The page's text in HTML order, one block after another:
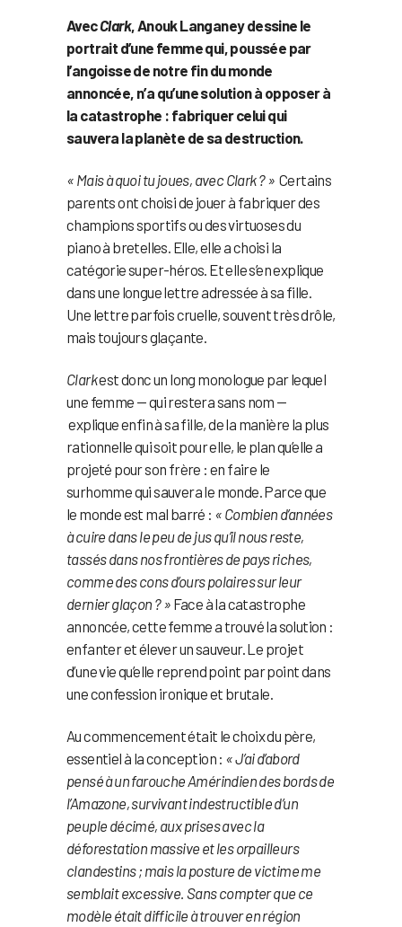
AvecClark, Anouk Langaney dessine le
portrait d’une femme qui, poussée par
l’angoisse de notre fin du monde
annoncée, n’a qu’une solution à opposer à
la catastrophe : fabriquer celui qui
sauvera la planète de sa destruction.
« Mais à quoi tu joues, avec Clark ? » Certains
parents ont choisi de jouer à fabriquer des
champions sportifs ou des virtuoses du
piano à bretelles. Elle, elle a choisi la
catégorie super-héros. Et elle s’en explique
dans une longue lettre adressée à sa fille.
Une lettre parfois cruelle, souvent très drôle,
mais toujours glaçante.
Clarkest donc un long monologue par lequel
une femme — qui restera sans nom —
explique enfin à sa fille, de la manière la plus
rationnelle qui soit pour elle, le plan qu’elle a
projeté pour son frère : en faire le
surhomme qui sauvera le monde. Parce que
le monde est mal barré : « Combien d’années
à cuire dans le peu de jus qu’il nous reste,
tassés dans nos frontières de pays riches,
comme des cons d’ours polaires sur leur
dernier glaçon ? » Face à la catastrophe
annoncée, cette femme a trouvé la solution :
enfanter et élever un sauveur. Le projet
d’une vie qu’elle reprend point par point dans
une confession ironique et brutale.
Au commencement était le choix du père,
essentiel à la conception : « J’ai d’abord
pensé à un farouche Amérindien des bords de
l’Amazone, survivant indestructible d’un
peuple décimé, aux prises avec la
déforestation massive et les orpailleurs
clandestins ; mais la posture de victime me
semblait excessive. Sans compter que ce
modèle était difficile à trouver en région